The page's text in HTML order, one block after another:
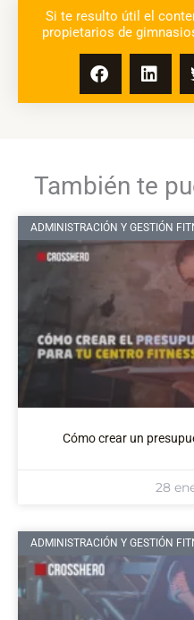
Si te resulto útil el
propietarios de
También te
ADMINISTRACIÓN Y GESTIÓN
Cómo crear un
28
ADMINISTRACIÓN Y GESTIÓN